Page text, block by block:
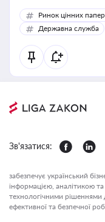
Ринок цінних
Державна служба
Зв'язатися:
забезпечує український
інформацією, аналітикою та
технологічними рішеннями
ефективної та безпечної